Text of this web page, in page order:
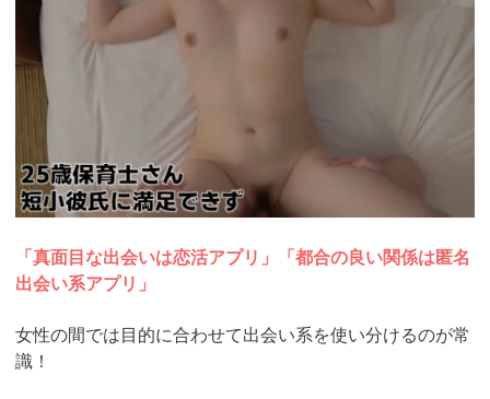
「真面目な出会いは恋活アプリ」「都合の良い関係は匿名
出会い系アプリ」
女性の間では目的に合わせて出会い系を使い分けるのが常
識！